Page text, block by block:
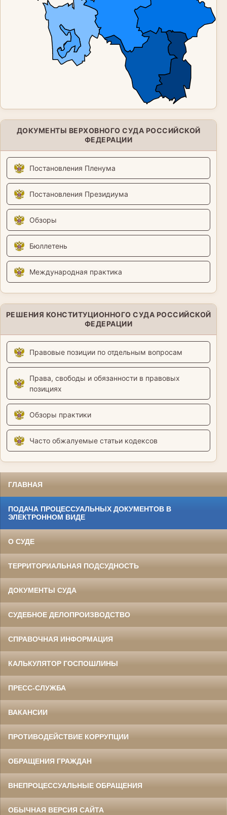
ДОКУМЕНТЫ ВЕРХОВНОГО СУДА РОССИЙСКОЙ
ФЕДЕРАЦИИ
Постановления Пленума
Постановления Президиума
Обзоры
Бюллетень
Международная практика
РЕШЕНИЯ КОНСТИТУЦИОННОГО СУДА РОССИЙСКОЙ
ФЕДЕРАЦИИ
Правовые позиции по отдельным вопросам
Права, свободы и обязанности в правовых
позициях
Обзоры практики
Часто обжалуемые статьи кодексов
ГЛАВНАЯ
ПОДАЧА ПРОЦЕССУАЛЬНЫХ ДОКУМЕНТОВ В
ЭЛЕКТРОННОМ ВИДЕ
О СУДЕ
ТЕРРИТОРИАЛЬНАЯ ПОДСУДНОСТЬ
ДОКУМЕНТЫ СУДА
СУДЕБНОЕ ДЕЛОПРОИЗВОДСТВО
СПРАВОЧНАЯ ИНФОРМАЦИЯ
КАЛЬКУЛЯТОР ГОСПОШЛИНЫ
ПРЕСС-СЛУЖБА
ВАКАНСИИ
ПРОТИВОДЕЙСТВИЕ КОРРУПЦИИ
ОБРАЩЕНИЯ ГРАЖДАН
ВНЕПРОЦЕССУАЛЬНЫЕ ОБРАЩЕНИЯ
ОБЫЧНАЯ ВЕРСИЯ САЙТА